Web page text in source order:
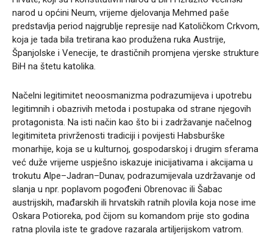
narod u općini Neum, vrijeme djelovanja Mehmed paše
predstavlja period najgrublje represije nad Katoličkom Crkvom,
koja je tada bila tretirana kao produžena ruka Austrije,
Španjolske i Venecije, te drastičnih promjena vjerske strukture
BiH na štetu katolika.
Načelni legitimitet neoosmanizma podrazumijeva i upotrebu
legitimnih i obazrivih metoda i postupaka od strane njegovih
protagonista. Na isti način kao što bi i zadržavanje načelnog
legitimiteta privrženosti tradiciji i povijesti Habsburške
monarhije, koja se u kulturnoj, gospodarskoj i drugim sferama
već duže vrijeme uspješno iskazuje inicijativama i akcijama u
trokutu Alpe–Jadran–Dunav, podrazumijevala uzdržavanje od
slanja u npr. poplavom pogođeni Obrenovac ili Šabac
austrijskih, mađarskih ili hrvatskih ratnih plovila koja nose ime
Oskara Potioreka, pod čijom su komandom prije sto godina
ratna plovila iste te gradove razarala artiljerijskom vatrom.